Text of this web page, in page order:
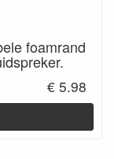
foamrand
€ 5.98